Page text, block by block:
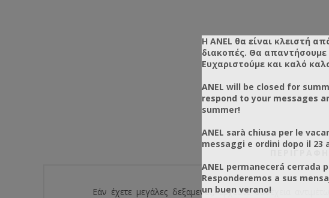
ΠΕΡΙΓΡΑΦΗ
Εάν έχετε μεγάλες δεξαμενές, έρχεστε συνέχεια
Η ANEL θα είναι κλειστή
διακοπές. Θα απαντήσουμε
Ευχαριστούμε και καλό
ANEL will be closed for
respond to your messages
summer!
ANEL sarà chiusa per le
messaggi e ordini dopo il 23
ANEL permanecerá cerrada
Responderemos a sus
un buen verano!